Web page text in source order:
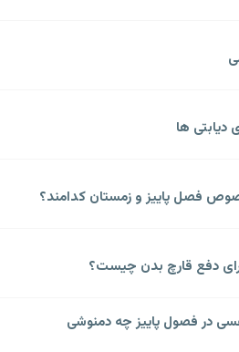
دیابتی ها
فصل پاییز و زمستان کدامند؟
دفع قارچ بدن چیست؟
در فصول پاییز چه دمنوشی